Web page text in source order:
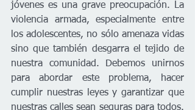
jóvenes es una grave preocupación. La
violencia armada, especialmente entre
los adolescentes, no sólo amenaza vidas
sino que también desgarra el tejido de
nuestra comunidad. Debemos unirnos
para abordar este problema, hacer
cumplir nuestras leyes y garantizar que
nuestras calles sean seguras para todos.